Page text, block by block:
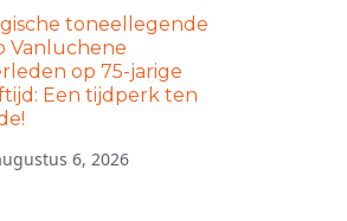
toneellegende
Vanluchene
op 75-jarige
Een tijdperk ten
6, 2026